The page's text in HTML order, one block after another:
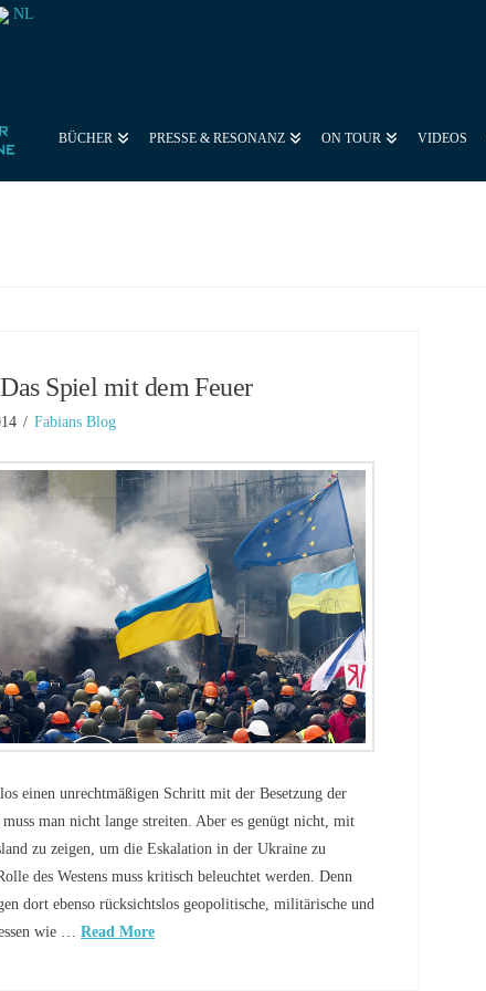
NL
BÜCHER PRESSE & RESONANZ ON TOUR VIDEOS
Spiel mit dem Feuer
Fabians Blog
einen unrechtmäßigen Schritt mit der Besetzung der
man nicht lange streiten. Aber es genügt nicht, mit
zu zeigen, um die Eskalation in der Ukraine zu
des Westens muss kritisch beleuchtet werden. Denn
dort ebenso rücksichtslos geopolitische, militärische und
wie …Read More